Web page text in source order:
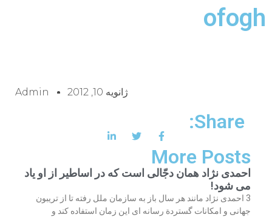
ofogh
ژانویه 10, 2012 Admin
Share:
More Posts
احمدی نژاد همان دجّالی است که در اساطیر از او یاد
می شود!
3 احمدی نژاد مانند هر سال باز به سازمان ملل رفته تا از تریبون
جهانی و امکانات گستردة رسانه ای این زمان استفاده کند و